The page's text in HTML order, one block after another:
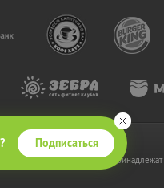
Подписаться
и на сайт www.kupikupon.ru